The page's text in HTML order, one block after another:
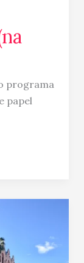
programa
papel